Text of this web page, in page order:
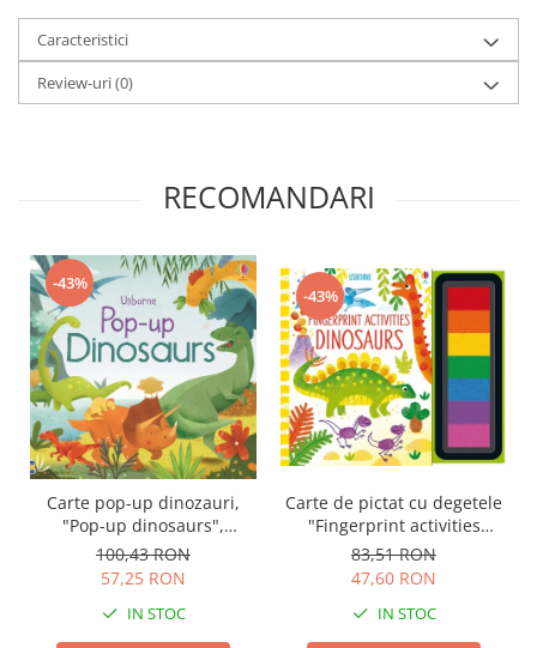
Caracteristici
Review-uri(0)
RECOMANDARI
-43%
Carte pop-up dinozauri,
"Pop-up dinosaurs",
Usborne
100,43 RON
57,25 RON
IN STOC
-43%
Carte de pictat cu degetele
"Fingerprint activities
Dinosaurs", Usborne
83,51 RON
47,60 RON
IN STOC